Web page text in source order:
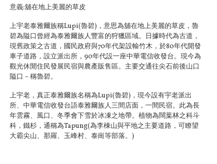
意義:舖在地上美麗的草皮
上宇老泰雅爾族稱Lupi(魯碧)，意思為舖在地上美麗的草皮，魯
碧為隘口曾經為泰雅爾族人豐富的狩獵區域。日據時代為古道，
現舊政策之古道，國民政府與70年代架設輸竹木，於80年代開發
車子道路，設立派出所，90年代設一座中華電信收發台。現今為
觀光休閒住民發展民宿與農產販售區。主要交通往尖石前後山口
隘口－稱魯碧。
上宇老，真正泰雅爾族名稱為Lupi(魯碧)，現今設有宇老派出
所、中華電信收發台語泰雅爾族人三間店面，一間民宿。此為長
年雲霧、風口、冬季會下雪於冰凍之地帶。植物為闊葉林之科斗
科，鐵杉，通稱為Tapung(為李棟山與平地之主要道路，可瞭望
大霸尖山、那羅、玉峰村、泰崗等部落。)